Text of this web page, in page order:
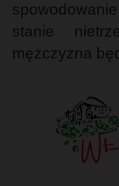
stanie
mężczyzna